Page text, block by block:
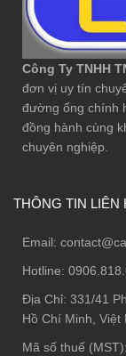
Công Ty TNHH
đơn vị uy tín
đường ống chính
đồng hành cùng
chuyên nghiệp.
THÔNG TIN LIÊN
Email:
Hotline:
Địa Chỉ: 331/41
Hồ Chí Minh, Việt
Mã số thuế